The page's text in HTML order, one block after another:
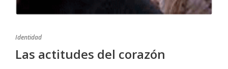
Identidad
Las actitudes del corazón